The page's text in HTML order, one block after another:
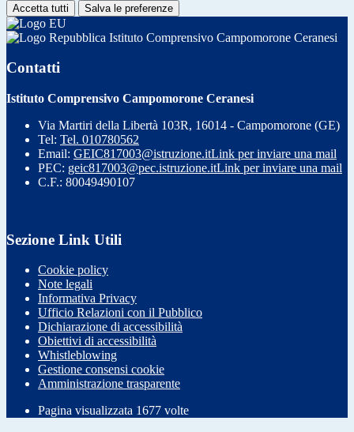
Accetta tutti Salva le preferenze
Istituto Comprensivo Campomorone Ceranesi
Contatti
Istituto Comprensivo Campomorone Ceranesi
Via Martiri della Libertà 103R, 16014 - Campomorone (GE)
Tel: Tel. 010780562
Email: GEIC817003@istruzione.itLink per inviare una mail
PEC: geic817003@pec.istruzione.itLink per inviare una mail
C.F.: 80049490107
Sezione Link Utili
Cookie policy
Note legali
Informativa Privacy
Ufficio Relazioni con il Pubblico
Dichiarazione di accessibilità
Obiettivi di accessibilità
Whistleblowing
Gestione consensi cookie
Amministrazione trasparente
Pagina visualizzata 1677 volte